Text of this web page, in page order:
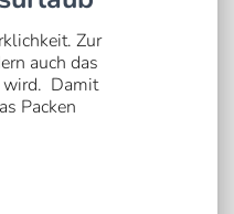
Zur
auch das
wird. Damit
Packen